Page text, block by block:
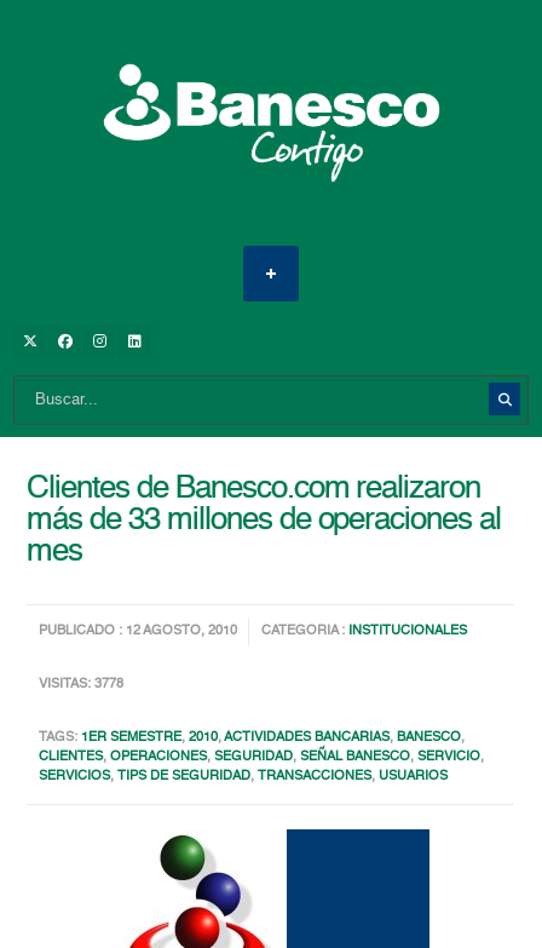
Clientes de Banesco.com realizaron
más de 33 millones de operaciones al
mes
PUBLICADO : 12 AGOSTO, 2010 CATEGORIA : INSTITUCIONALES
VISITAS: 3778
TAGS: 1ER SEMESTRE,2010,ACTIVIDADES BANCARIAS,BANESCO,
CLIENTES,OPERACIONES,SEGURIDAD,SEÑAL BANESCO,SERVICIO,
SERVICIOS, TIPS DE SEGURIDAD, TRANSACCIONES,USUARIOS